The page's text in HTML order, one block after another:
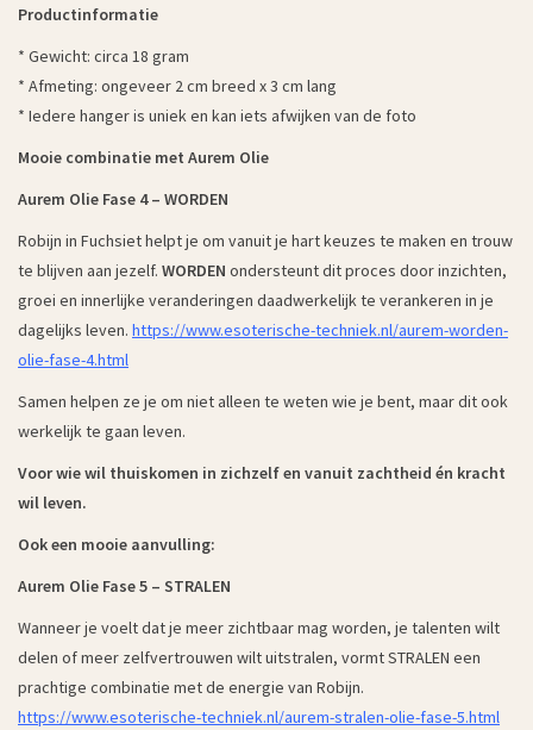
Productinformatie
* Gewicht: circa 18 gram
* Afmeting: ongeveer 2 cm breed x 3 cm lang
* Iedere hanger is uniek en kan iets afwijken van de foto
Mooie combinatie met Aurem Olie
Aurem Olie Fase 4 – WORDEN
Robijn in Fuchsiet helpt je om vanuit je hart keuzes te maken en trouw
te blijven aan jezelf. WORDEN ondersteunt dit proces door inzichten,
groei en innerlijke veranderingen daadwerkelijk te verankeren in je
dagelijks leven. https://www.esoterische-techniek.nl/aurem-worden-
olie-fase-4.html
Samen helpen ze je om niet alleen te weten wie je bent, maar dit ook
werkelijk te gaan leven.
Voor wie wil thuiskomen in zichzelf en vanuit zachtheid én kracht
wil leven.
Ook een mooie aanvulling:
Aurem Olie Fase 5 – STRALEN
Wanneer je voelt dat je meer zichtbaar mag worden, je talenten wilt
delen of meer zelfvertrouwen wilt uitstralen, vormt STRALEN een
prachtige combinatie met de energie van Robijn.
https://www.esoterische-techniek.nl/aurem-stralen-olie-fase-5.html